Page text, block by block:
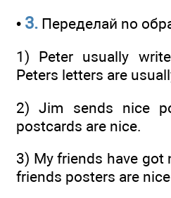
• 3. Переделай no
1) Peter usually
Peters letters are
2) Jim sends nice
postcards are nice.
3) My friends have
friends posters are